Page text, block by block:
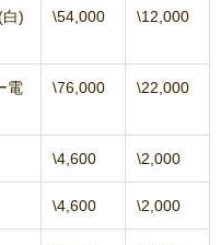
)
\54,000 \12,000
電
\76,000 \22,000
\4,600 \2,000
\4,600 \2,000